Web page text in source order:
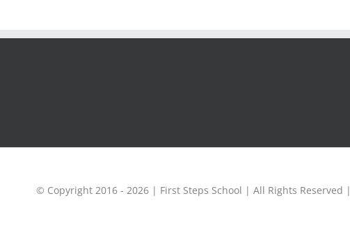
© Copyright 2016 - 2026 | First Steps School | All Rights Reserved |